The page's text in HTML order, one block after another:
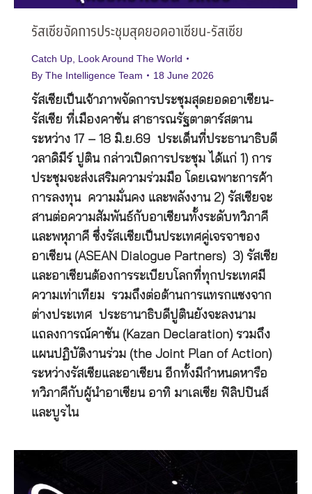
รัสเซียจัดการประชุมสุดยอดอาเซียน-รัสเซีย
Catch Up Look Around The World
By The Intelligence Team 18 June 2026
รัสเซียเป็นเจ้าภาพจัดการประชุมสุดยอดอาเซียน-
รัสเซีย ที่เมืองคาซัน สาธารณรัฐตาตาร์สตาน
ระหว่าง 17 – 18 มิ.ย.69 ประเด็นที่ประธานาธิบดี
วลาดิมีร์ ปูติน กล่าวเปิดการประชุม ได้แก่ 1) การ
ประชุมจะส่งเสริมความร่วมมือ โดยเฉพาะการค้า
การลงทุน ความมั่นคง และพลังงาน 2) รัสเซียจะ
สานต่อความสัมพันธ์กับอาเซียนทั้งระดับทวิภาคี
และพหุภาคี ซึ่งรัสเเซียเป็นประเทศคู่เจรจาของ
อาเซียน (ASEAN Dialogue Partners) 3) รัสเซีย
และอาเซียนต้องการระเบียบโลกที่ทุกประเทศมี
ความเท่าเทียม รวมถึงต่อต้านการแทรกแซงจาก
ต่างประเทศ ประธานาธิบดีปูตินยังจะลงนาม
แถลงการณ์คาซัน (Kazan Declaration) รวมถึง
แผนปฏิบัติงานร่วม (the Joint Plan of Action)
ระหว่างรัสเซียและอาเซียน อีกทั้งมีกำหนดหารือ
ทวิภาคีกับผู้นำอาเซียน อาทิ มาเลเซีย ฟิลิปปินส์
และบูรไน